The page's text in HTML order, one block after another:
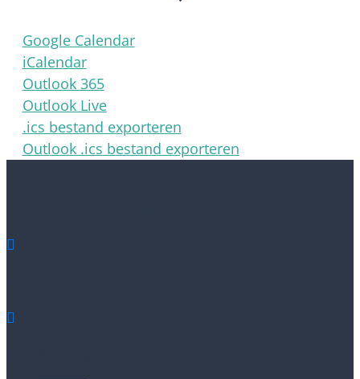
Google Calendar
iCalendar
Outlook 365
Outlook Live
.ics bestand exporteren
Outlook .ics bestand exporteren

